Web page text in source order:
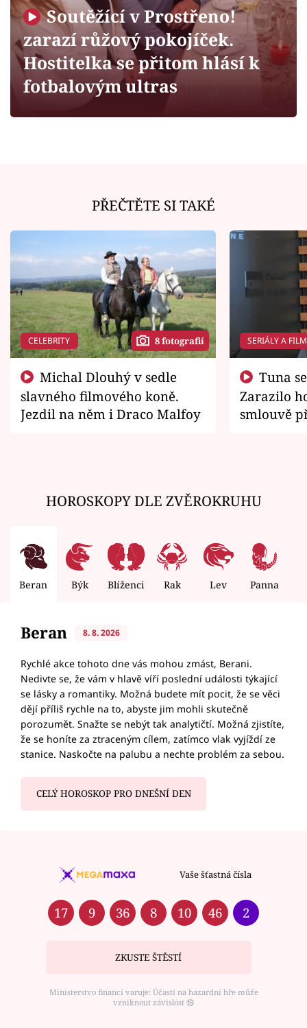
Sledujte prima+
Filmový festival Karlovy Vary
Sledujte nás
Soutěžící v Prostřeno!
zarazí růžový pokojíček.
Hostitelka se přitom hlásí k
fotbalovým ultras
PŘEČTĚTE SI TAKÉ
CELEBRITY 8 fotografií
slavného filmového koně.
Jezdil na něm i Draco Malfoy
SERIÁLY A
Zarazilo
smlouvě
HOROSKOPY DLE ZVĚROKRUHU
Beran Býk Blíženci Rak Lev Panna
Beran 8. 8. 2026
Rychlé akce tohoto dne vás mohou zmást, Berani.
Nedivte se, že vám v hlavě víří poslední události týkající
se lásky a romantiky. Možná budete mít pocit, že se věci
dějí příliš rychle na to, abyste jim mohli skutečně
porozumět. Snažte se nebýt tak analytičtí. Možná zjistíte,
že se honíte za ztraceným cílem, zatímco vlak vyjíždí ze
stanice. Naskočte na palubu a nechte problém za sebou.
CELÝ HOROSKOP PRO DNEŠNÍ DEN
Vaše šťastná čísla
17 9 36 8 10 46 2
ZKUSTE ŠTĚSTÍ
Ministerstvo financí varuje: Účastí na hazardní hře může
vzniknout závislost ⑱